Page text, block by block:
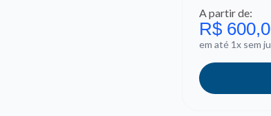
A partir de:
R$
em até 1x sem